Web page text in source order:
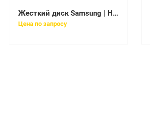
Жесткий диск Samsung | HM500JI | 500 Gb / HDD / SATAII / 2.5" / 5400 rpm / 8 Mb
Цена по запросу